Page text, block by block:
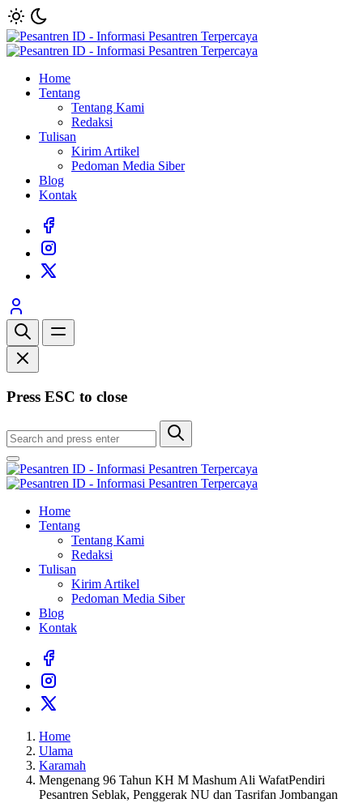
Home
Tentang
Tentang Kami
Redaksi
Tulisan
Kirim Artikel
Pedoman Media Siber
Blog
Kontak
Press ESC to close
Home
Tentang
Tentang Kami
Redaksi
Tulisan
Kirim Artikel
Pedoman Media Siber
Blog
Kontak
Home
Ulama
Karamah
Mengenang 96 Tahun KH M Mashum Ali WafatPendiri
Pesantren Seblak, Penggerak NU dan Tasrifan Jombangan